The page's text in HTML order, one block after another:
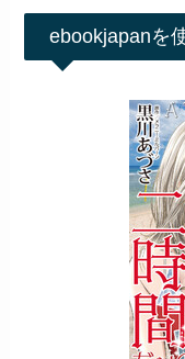
ebookjapanを